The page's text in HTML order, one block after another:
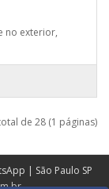
no exterior,
de 28 (1 páginas)
| São Paulo SP